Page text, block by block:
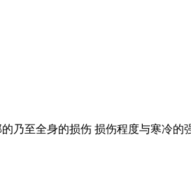
乃至全身的损伤 损伤程度与寒冷